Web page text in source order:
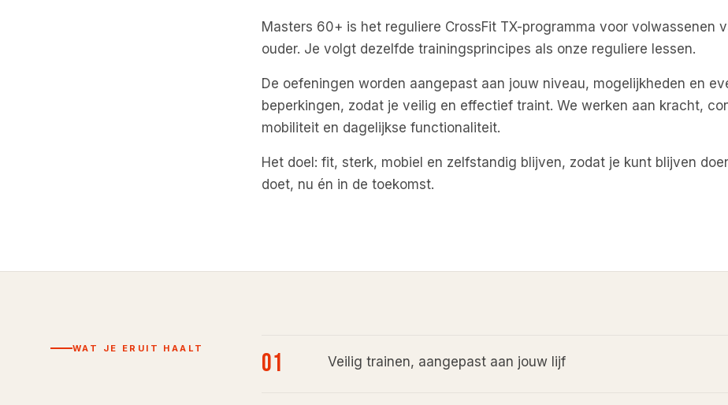
Masters 60+ is het reguliere CrossFit TX-programma voor volwassenen
ouder. Je volgt dezelfde trainingsprincipes als onze reguliere lessen.
De oefeningen worden aangepast aan jouw niveau, mogelijkheden en
beperkingen, zodat je veilig en effectief traint. We werken aan kracht,
mobiliteit en dagelijkse functionaliteit.
Het doel: fit, sterk, mobiel en zelfstandig blijven, zodat je kunt blijven
doet, nu én in de toekomst.
WAT JE ERUIT HAALT 01 Veilig trainen, aangepast aan jouw lijf